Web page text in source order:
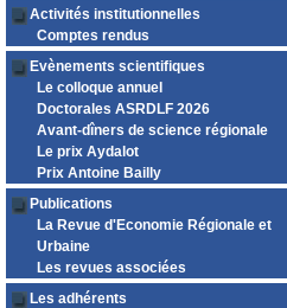
Activités institutionnelles
Comptes rendus
Evènements scientifiques
Le colloque annuel
Doctorales ASRDLF 2026
Avant-dîners de science régionale
Le prix Aydalot
Prix Antoine Bailly
Publications
La Revue d'Economie Régionale et
Urbaine
Les revues associées
Les adhérents